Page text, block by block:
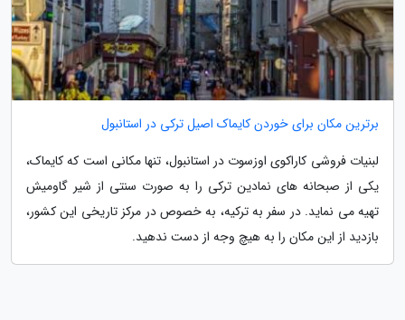
برترین مکان برای خوردن کایماک اصیل ترکی در استانبول
لبنیات فروشی کاراکوی اوزسوت در استانبول، تنها مکانی است که کایماک،
یکی از صبحانه های نمادین ترکی را به صورت سنتی از شیر گاومیش
تهیه می نماید. در سفر به ترکیه، به خصوص در مرکز تاریخی این کشور،
بازدید از این مکان را به هیچ وجه از دست ندهید.